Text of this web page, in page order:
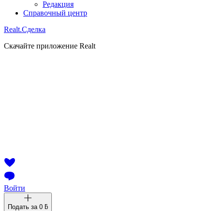
Редакция
Справочный центр
Realt.Сделка
Скачайте приложение Realt
Войти
Подать за 0 ƃ